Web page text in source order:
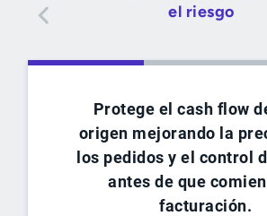
el riesgo
Protege el cash flow
origen mejorando la
los pedidos y el control
antes de que
facturación.